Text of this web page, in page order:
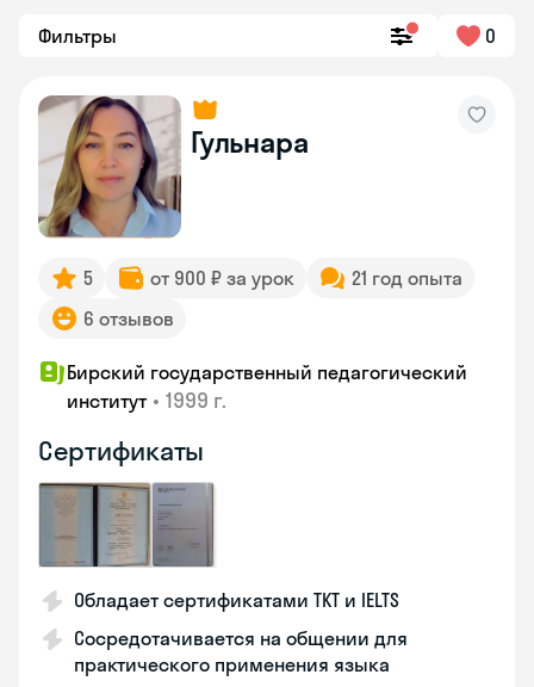
Фильтры 0
Гульнара
5 от 900 ₽ за урок
21 год опыта
6 отзывов
Бирский государственный педагогический
институт • 1999 г.
Сертификаты
Обладает сертификатами TKT и IELTS
Сосредотачивается на общении для
практического применения языка